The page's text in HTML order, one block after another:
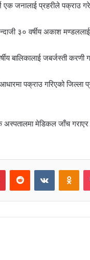
एक जनालाई प्रहरीले पक्राउ
३० वर्षीय अकाश
बालिकालाई जबर्जस्ती
पक्राउ गरिएको जिल्ला
अस्पतालमा मेडिकल जाँच